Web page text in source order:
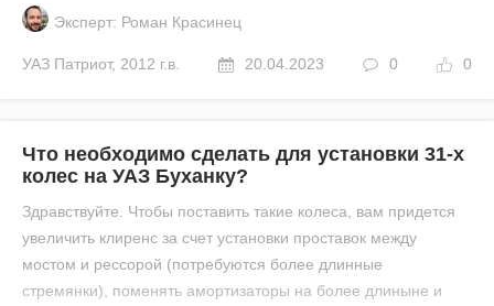
Эксперт: Роман Красинец
УАЗ Патриот, 2012 г.в. 20.04.2023 0 0
Что необходимо сделать для установки 31-х
колес на УАЗ Буханку?
Здравствуйте. Чтобы поставить такие колеса, вам придется
увеличить клиренс за счет установки проставок между
мостом и рессорой (потребуются более длинные
стремянки), поменять амортизаторы на более длиныне и